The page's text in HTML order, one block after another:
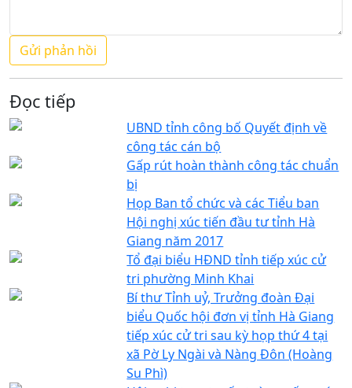
Đọc tiếp
UBND tỉnh công bố Quyết định về
công tác cán bộ
Gấp rút hoàn thành công tác chuẩn
bị
Họp Ban tổ chức và các Tiểu ban
Hội nghị xúc tiến đầu tư tỉnh Hà
Giang năm 2017
Tổ đại biểu HĐND tỉnh tiếp xúc cử
tri phường Minh Khai
Bí thư Tỉnh uỷ, Trưởng đoàn Đại
biểu Quốc hội đơn vị tỉnh Hà Giang
tiếp xúc cử tri sau kỳ họp thứ 4 tại
xã Pờ Ly Ngài và Nàng Đôn (Hoàng
Su Phì)